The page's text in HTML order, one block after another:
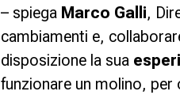
– spiega Marco Galli,
cambiamenti e,
disposizione la sua
funzionare un molino,